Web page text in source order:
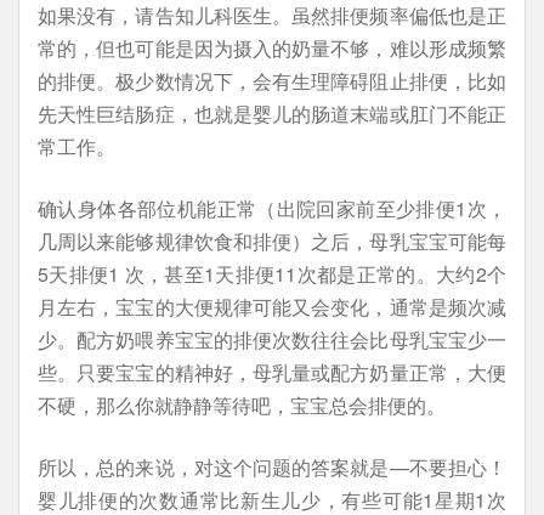
如果没有，请告知儿科医生。虽然排便频率偏低也是正
常的，但也可能是因为摄入的奶量不够，难以形成频繁
的排便。极少数情况下，会有生理障碍阻止排便，比如
先天性巨结肠症，也就是婴儿的肠道末端或肛门不能正
常工作。
确认身体各部位机能正常（出院回家前至少排便1次，
几周以来能够规律饮食和排便）之后，母乳宝宝可能每
5天排便1 次，甚至1天排便11次都是正常的。大约2个
月左右，宝宝的大便规律可能又会变化，通常是频次减
少。配方奶喂养宝宝的排便次数往往会比母乳宝宝少一
些。只要宝宝的精神好，母乳量或配方奶量正常，大便
不硬，那么你就静静等待吧，宝宝总会排便的。
所以，总的来说，对这个问题的答案就是—不要担心！
婴儿排便的次数通常比新生儿少，有些可能1星期1次